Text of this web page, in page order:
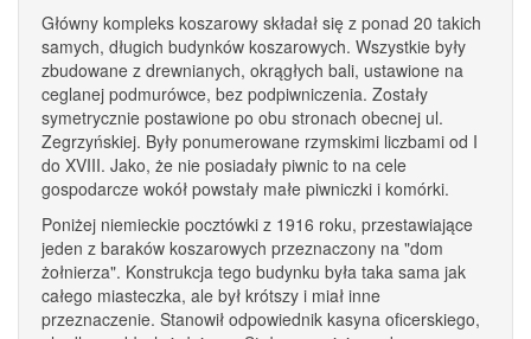
Główny kompleks koszarowy składał się z ponad 20 takich
samych, długich budynków koszarowych. Wszystkie były
zbudowane z drewnianych, okrągłych bali, ustawione na
ceglanej podmurówce, bez podpiwniczenia. Zostały
symetrycznie postawione po obu stronach obecnej ul.
Zegrzyńskiej. Były ponumerowane rzymskimi liczbami od I
do XVIII. Jako, że nie posiadały piwnic to na cele
gospodarcze wokół powstały małe piwniczki i komórki.
Poniżej niemieckie pocztówki z 1916 roku, przestawiające
jeden z baraków koszarowych przeznaczony na "dom
żołnierza". Konstrukcja tego budynku była taka sama jak
całego miasteczka, ale był krótszy i miał inne
przeznaczenie. Stanowił odpowiednik kasyna oficerskiego,